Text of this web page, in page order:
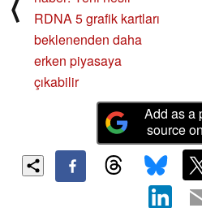
⟨
RDNA 5 grafik kartları
beklenenden daha
erken piyasaya
çıkabilir
Add as a
source